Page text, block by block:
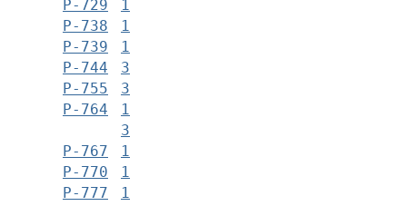
Р-729
1
Р-738
1
Р-739
1
Р-744
3
Р-755
3
Р-764
1
3
Р-767
1
Р-770
1
Р-777
1